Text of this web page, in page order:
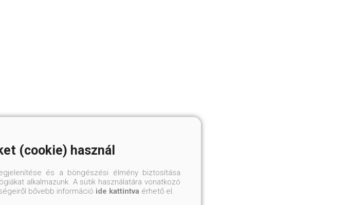
(cookie) használ
és a böngészési élmény biztosítása
alkalmazunk. A sütik használatára vonatkozó
bővebb információ ide kattintva érhető el.